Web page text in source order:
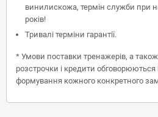
винилискожа, термін служби при
років!
Тривалі терміни гарантії.
* Умови поставки тренажерів, а
розстрочки і кредити обговорюються
формування кожного конкретного